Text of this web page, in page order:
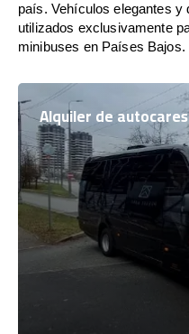
país. Vehículos elegantes y
utilizados exclusivamente
minibuses en Países Bajos.
Alquiler de